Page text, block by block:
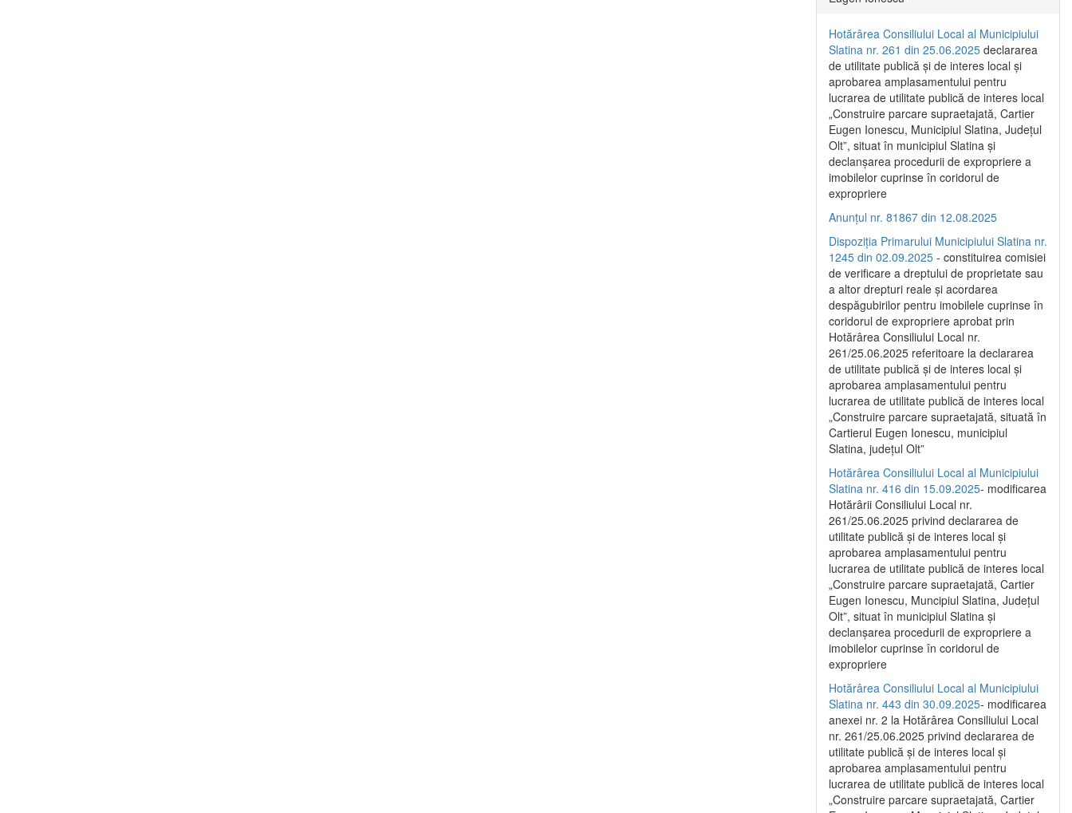
Hotărârea Consiliului Local al Municipiului
Slatina nr. 261 din 25.06.2025 declararea
de utilitate publică și de interes local și
aprobarea amplasamentului pentru
lucrarea de utilitate publică de interes local
„Construire parcare supraetajată, Cartier
Eugen Ionescu, Municipiul Slatina, Județul
Olt”, situat în municipiul Slatina și
declanșarea procedurii de expropriere a
imobilelor cuprinse în coridorul de
expropriere
Anunțul nr. 81867 din 12.08.2025
Dispoziția Primarului Municipiului Slatina nr.
1245 din 02.09.2025 - constituirea comisiei
de verificare a dreptului de proprietate sau
a altor drepturi reale și acordarea
despăgubirilor pentru imobilele cuprinse în
coridorul de expropriere aprobat prin
Hotărârea Consiliului Local nr.
261/25.06.2025 referitoare la declararea
de utilitate publică și de interes local și
aprobarea amplasamentului pentru
lucrarea de utilitate publică de interes local
„Construire parcare supraetajată, situată în
Cartierul Eugen Ionescu, municipiul
Slatina, județul Olt”
Hotărârea Consiliului Local al Municipiului
Slatina nr. 416 din 15.09.2025- modificarea
Hotărârii Consiliului Local nr.
261/25.06.2025 privind declararea de
utilitate publică și de interes local și
aprobarea amplasamentului pentru
lucrarea de utilitate publică de interes local
„Construire parcare supraetajată, Cartier
Eugen Ionescu, Muncipiul Slatina, Județul
Olt”, situat în municipiul Slatina și
declanșarea procedurii de expropriere a
imobilelor cuprinse în coridorul de
expropriere
Hotărârea Consiliului Local al Municipiului
Slatina nr. 443 din 30.09.2025- modificarea
anexei nr. 2 la Hotărârea Consiliului Local
nr. 261/25.06.2025 privind declararea de
utilitate publică şi de interes local şi
aprobarea amplasamentului pentru
lucrarea de utilitate publică de interes local
„Construire parcare supraetajată, Cartier